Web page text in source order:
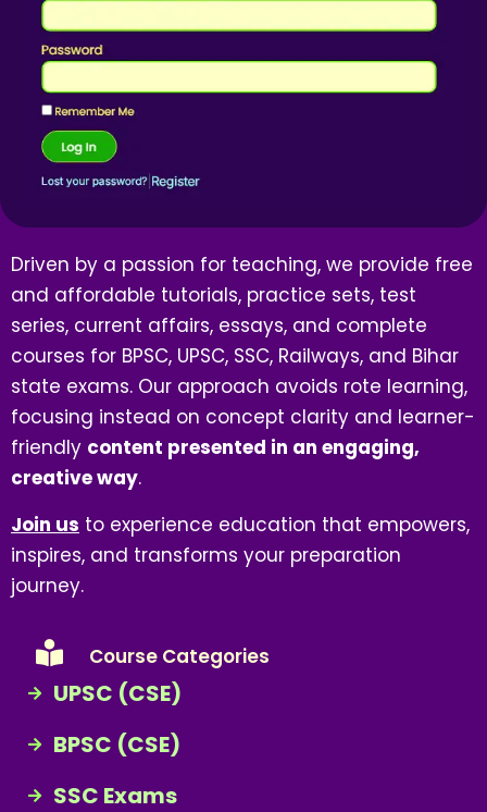
Driven by a passion for teaching, we provide free
and affordable tutorials, practice sets, test
series, current affairs, essays, and complete
courses for BPSC, UPSC, SSC, Railways, and Bihar
state exams. Our approach avoids rote learning,
focusing instead on concept clarity and learner-
friendly content presented in an engaging,
creative way.
Join us to experience education that empowers,
inspires, and transforms your preparation
journey.
Course Categories
UPSC (CSE)
BPSC (CSE)
SSC Exams